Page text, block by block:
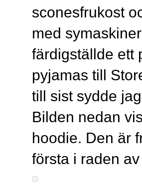
sconesfrukost
med
färdigställde ett
pyjamas till
till sist sydde
Bilden nedan
hoodie. Den är
första i raden